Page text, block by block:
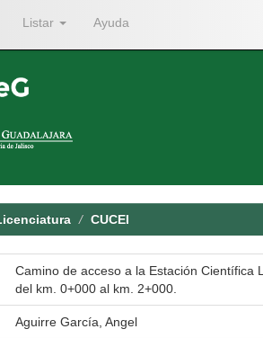
Listar Ayuda
CUCEI
Camino de acceso a la Estación
del km. 0+000 al km. 2+000.
Aguirre García, Angel